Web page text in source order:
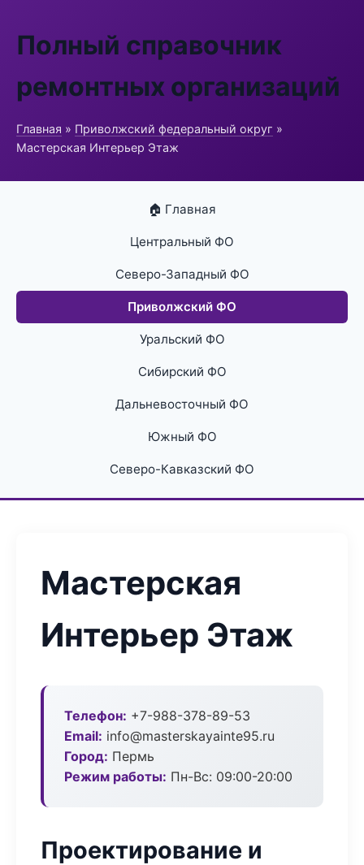
Полный справочник
ремонтных организаций
Главная » Приволжский федеральный округ »
Мастерская Интерьер Этаж
🏠 Главная
Центральный ФО
Северо-Западный ФО
Приволжский ФО
Уральский ФО
Сибирский ФО
Дальневосточный ФО
Южный ФО
Северо-Кавказский ФО
Мастерская
Интерьер Этаж
Телефон: +7-988-378-89-53
Email: info@masterskayainte95.ru
Город: Пермь
Режим работы: Пн-Вс: 09:00-20:00
Проектирование и